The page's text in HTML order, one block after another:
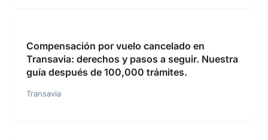
Compensación por vuelo cancelado en
Transavia: derechos y pasos a seguir. Nuestra
guía después de 100,000 trámites.
Transavia